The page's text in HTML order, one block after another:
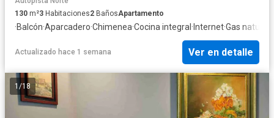
130 m²3 Habitaciones2 BañosApartamento
·Balcón·Aparcadero·Chimenea·Cocina integral · Internet·Gas natural
Actualizado hace 1 semana Ver en detalle
1 /18